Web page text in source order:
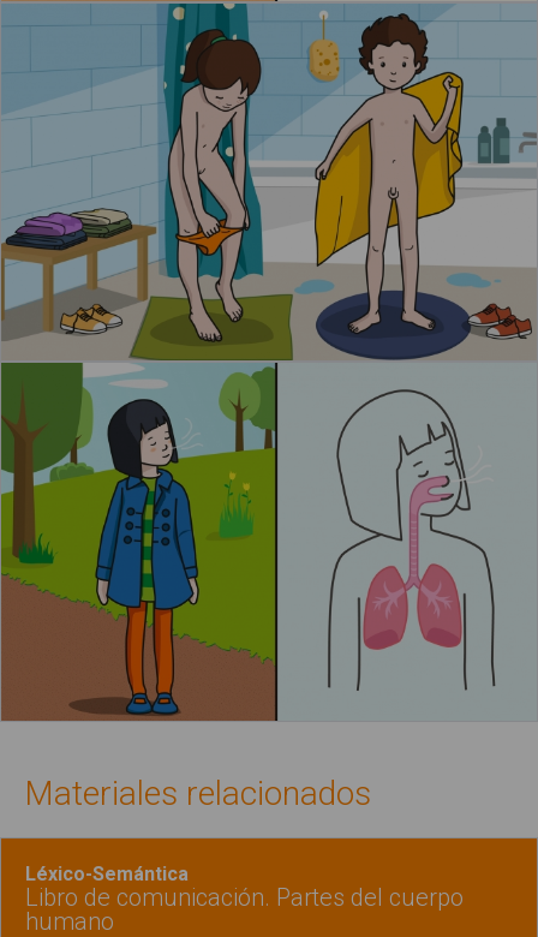
Materiales relacionados
Léxico-Semántica
Libro de comunicación. Partes del cuerpo
humano